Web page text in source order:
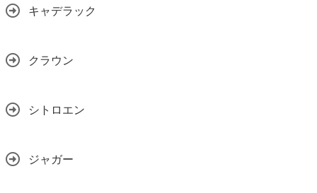
キャデラック
クラウン
シトロエン
ジャガー